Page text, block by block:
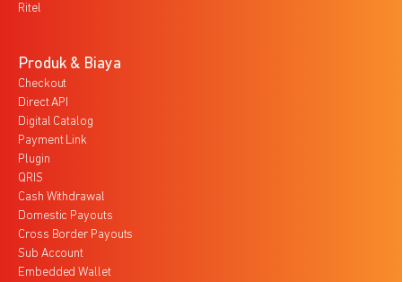
Ritel
Produk & Biaya
Checkout
Direct API
Digital Catalog
Payment Link
Plugin
QRIS
Cash Withdrawal
Domestic Payouts
Cross Border Payouts
Sub Account
Embedded Wallet